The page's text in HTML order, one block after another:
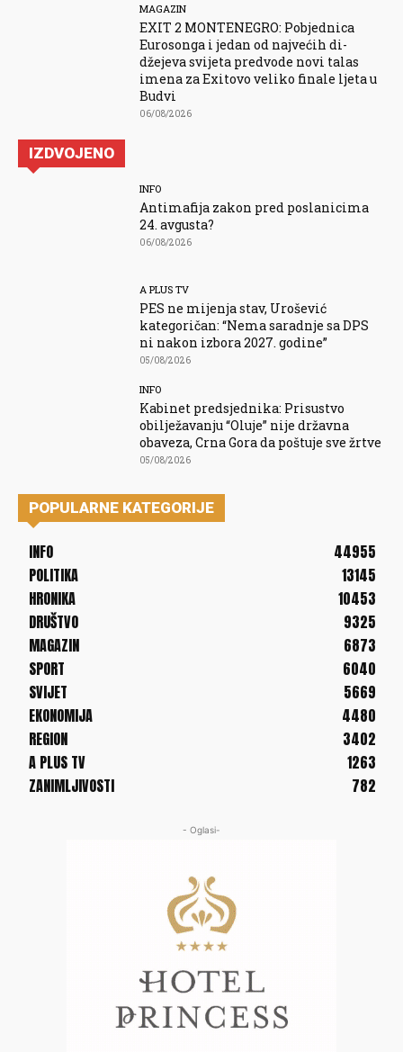
MAGAZIN
EXIT 2 MONTENEGRO: Pobjednica
Eurosonga i jedan od najvećih di-
džejeva svijeta predvode novi talas
imena za Exitovo veliko finale ljeta u
Budvi
06/08/2026
IZDVOJENO
INFO
Antimafija zakon pred poslanicima
24. avgusta?
06/08/2026
A PLUS TV
PES ne mijenja stav, Urošević
kategoričan: “Nema saradnje sa DPS
ni nakon izbora 2027. godine”
05/08/2026
INFO
Kabinet predsjednika: Prisustvo
obilježavanju “Oluje” nije državna
obaveza, Crna Gora da poštuje sve žrtve
05/08/2026
POPULARNE KATEGORIJE
INFO
44955
POLITIKA
13145
HRONIKA
10453
DRUŠTVO
9325
MAGAZIN
6873
SPORT
6040
SVIJET
5669
EKONOMIJA
4480
REGION
3402
A PLUS TV
1263
ZANIMLJIVOSTI
782
- Oglasi-